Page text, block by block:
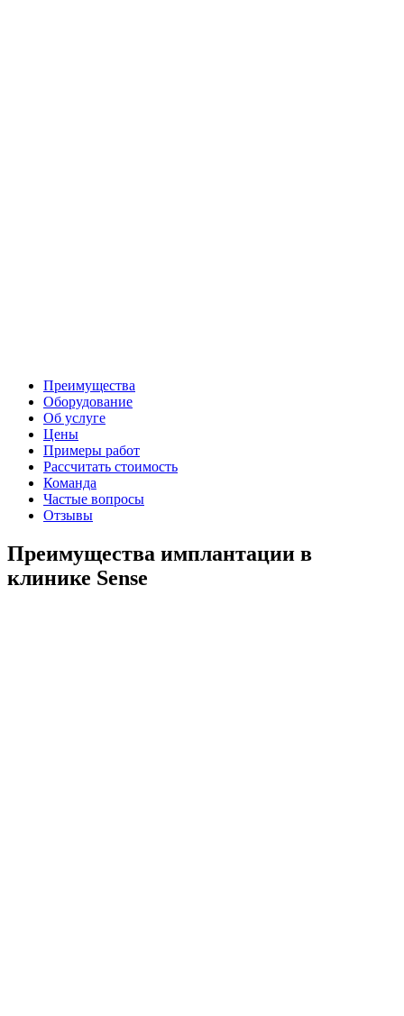
Преимущества
Оборудование
Об услуге
Цены
Примеры работ
Рассчитать стоимость
Команда
Частые вопросы
Отзывы
Преимущества имплантации в
клинике Sense